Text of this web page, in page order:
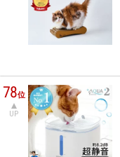
78位
UP